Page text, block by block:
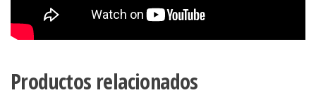
Productos relacionados